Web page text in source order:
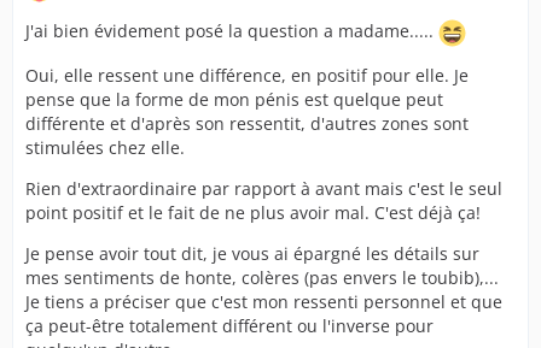
J'ai bien évidement posé la question a madame.....
Oui, elle ressent une différence, en positif pour elle. Je
pense que la forme de mon pénis est quelque peut
différente et d'après son ressentit, d'autres zones sont
stimulées chez elle.
Rien d'extraordinaire par rapport à avant mais c'est le seul
point positif et le fait de ne plus avoir mal. C'est déjà ça!
Je pense avoir tout dit, je vous ai épargné les détails sur
mes sentiments de honte, colères (pas envers le toubib),...
Je tiens a préciser que c'est mon ressenti personnel et que
ça peut-être totalement différent ou l'inverse pour